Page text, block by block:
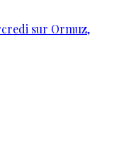
sur Ormuz,